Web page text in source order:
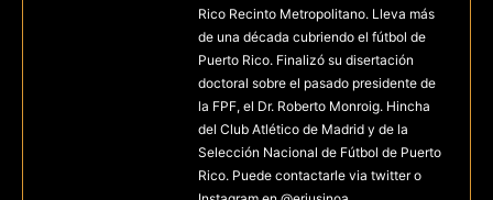
Rico Recinto Metropolitano. Lleva más
de una década cubriendo el fútbol de
Puerto Rico. Finalizó su disertación
doctoral sobre el pasado presidente de
la FPF, el Dr. Roberto Monroig. Hincha
del Club Atlético de Madrid y de la
Selección Nacional de Fútbol de Puerto
Rico. Puede contactarle via twitter o